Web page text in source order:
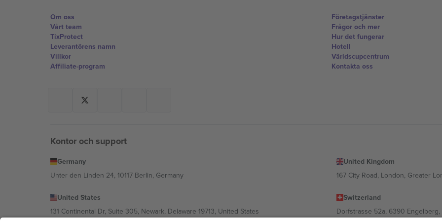
Om oss
Vårt team
TixProtect
Leverantörens namn
Villkor
Affiliate-program
Företagstjänster
Frågor och mer
Hur det fungerar
Hotell
Världscupcentrum
Kontakta oss
Kontor och support
Germany
Unter den Linden 24, 10117 Berlin, Germany
United Kingdom
167 City Road, London, Greater
United States
131 Continental Dr, Suite 305, Newark, Delaware 19713, United States
Switzerland
Dorfstrasse 52a, 6390 Engelberg,